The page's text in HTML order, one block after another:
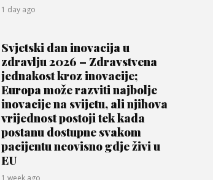
1 day ago
Svjetski dan inovacija u
zdravlju 2026 – Zdravstvena
jednakost kroz inovacije;
Europa može razviti najbolje
inovacije na svijetu, ali njihova
vrijednost postoji tek kada
postanu dostupne svakom
pacijentu neovisno gdje živi u
EU
1 week ago